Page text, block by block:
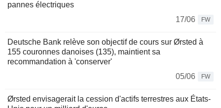
pannes électriques
17/06
FW
Deutsche Bank relève son objectif de cours sur Ørsted à
155 couronnes danoises (135), maintient sa
recommandation à 'conserver'
05/06
FW
Ørsted envisagerait la cession d'actifs terrestres aux États-